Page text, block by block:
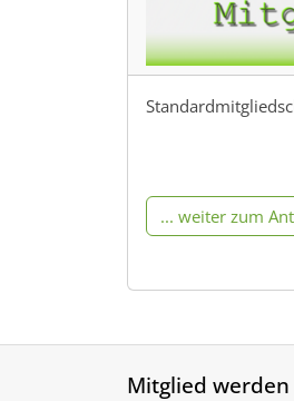
... weiter zum
Mitglied werden